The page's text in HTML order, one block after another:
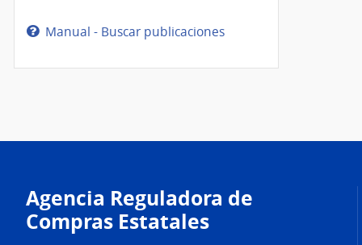
Manual - Buscar publicaciones
Agencia Reguladora de
Compras Estatales